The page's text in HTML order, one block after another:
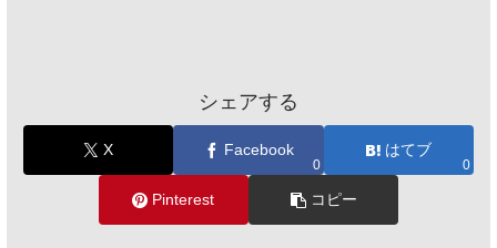
シェアする
X Facebook
0
はてブ
0
Pinterest コピー